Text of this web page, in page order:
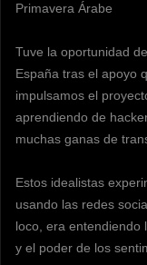
Primavera Árabe
Tuve la oportunidad
España tras el apoyo
impulsamos el
aprendiendo de
muchas ganas de
Estos idealistas
usando las redes
loco, era entendiendo
y el poder de los